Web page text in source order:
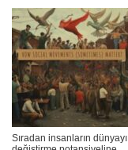
Sıradan insanların dünyayı